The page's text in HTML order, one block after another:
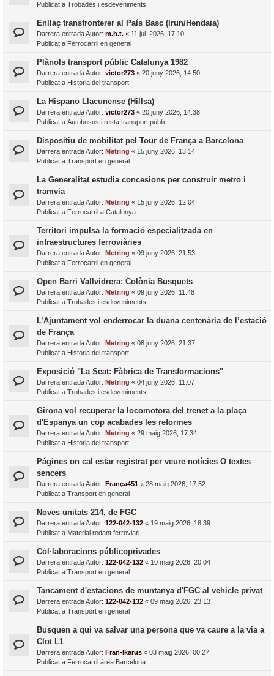
Publicat a Trobades i esdeveniments
Enllaç transfronterer al País Basc (Irun/Hendaia)
Darrera entrada Autor: m.h.t. « 11 jul. 2026, 17:10
Publicat a Ferrocarril en general
Plànols transport públic Catalunya 1982
Darrera entrada Autor: victor273 « 20 juny 2026, 14:50
Publicat a Història del transport
La Hispano Llacunense (Hillsa)
Darrera entrada Autor: victor273 « 20 juny 2026, 14:38
Publicat a Autobusos i resta transport públic
Dispositiu de mobilitat pel Tour de França a Barcelona
Darrera entrada Autor: Metring « 15 juny 2026, 13:14
Publicat a Transport en general
La Generalitat estudia concesions per construir metro i
tramvia
Darrera entrada Autor: Metring « 15 juny 2026, 12:04
Publicat a Ferrocarril a Catalunya
Territori impulsa la formació especialitzada en
infraestructures ferroviàries
Darrera entrada Autor: Metring « 09 juny 2026, 21:53
Publicat a Ferrocarril en general
Open Barri Vallvidrera: Colònia Busquets
Darrera entrada Autor: Metring « 09 juny 2026, 11:48
Publicat a Trobades i esdeveniments
L’Ajuntament vol enderrocar la duana centenària de l’estació
de França
Darrera entrada Autor: Metring « 08 juny 2026, 21:37
Publicat a Història del transport
Exposició "La Seat: Fàbrica de Transformacions"
Darrera entrada Autor: Metring « 04 juny 2026, 11:07
Publicat a Trobades i esdeveniments
Girona vol recuperar la locomotora del trenet a la plaça
d'Espanya un cop acabades les reformes
Darrera entrada Autor: Metring « 29 maig 2026, 17:34
Publicat a Història del transport
Págines on cal estar registrat per veure notícies O textes
sencers
Darrera entrada Autor: França451 « 28 maig 2026, 17:52
Publicat a Transport en general
Noves unitats 214, de FGC
Darrera entrada Autor: 122-042-132 « 19 maig 2026, 18:39
Publicat a Material rodant ferroviari
Col·laboracions públicoprivades
Darrera entrada Autor: 122-042-132 « 10 maig 2026, 20:04
Publicat a Transport en general
Tancament d'estacions de muntanya d'FGC al vehicle privat
Darrera entrada Autor: 122-042-132 « 09 maig 2026, 23:13
Publicat a Transport en general
Busquen a qui va salvar una persona que va caure a la via a
Clot L1
Darrera entrada Autor: Fran-Ikarus « 03 maig 2026, 00:27
Publicat a Ferrocarril àrea Barcelona